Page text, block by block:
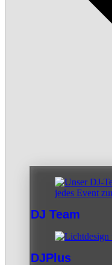
DJ Team
DJPlus